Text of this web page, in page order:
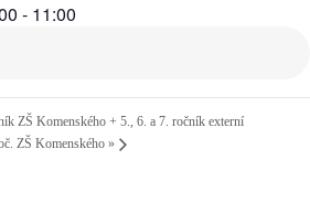
- 11:00
ZŠ Komenského + 5., 6. a 7. ročník externí
ZŠ Komenského »